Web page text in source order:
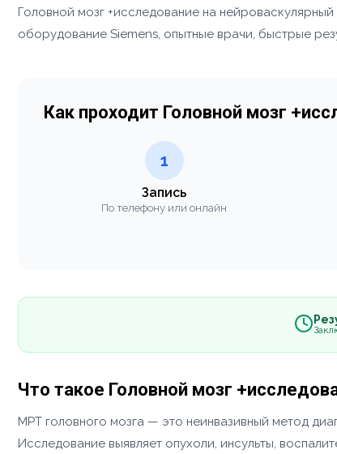
Головной мозг +исследование на
оборудование Siemens, опытные врачи, быстрые
Как проходит Головной мозг
1
Запись
По телефону или онлайн
Что такое Головной мозг
МРТ головного мозга — это неинвазивный метод
Исследование выявляет опухоли, инсульты,